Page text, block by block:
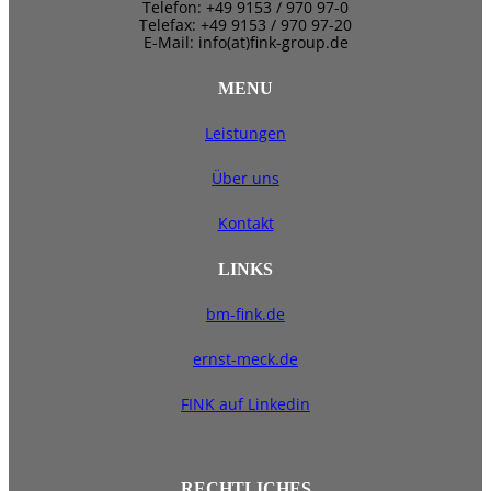
Telefon: +49 9153 / 970 97-0
Telefax: +49 9153 / 970 97-20
E-Mail: info(at)fink-group.de
MENU
Leistungen
Über uns
Kontakt
LINKS
bm-fink.de
ernst-meck.de
FINK auf Linkedin